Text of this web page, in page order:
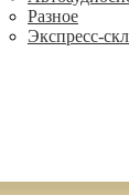
Разное
Экспресс-